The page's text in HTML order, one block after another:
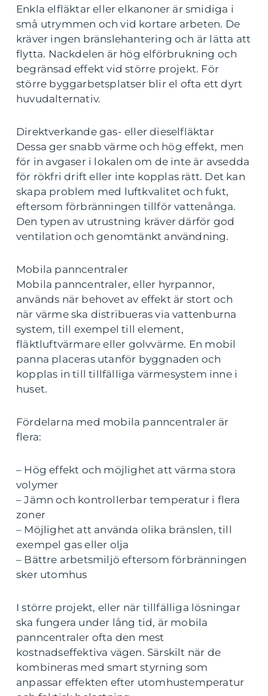
Enkla elfläktar eller elkanoner är smidiga i
små utrymmen och vid kortare arbeten. De
kräver ingen bränslehantering och är lätta att
flytta. Nackdelen är hög elförbrukning och
begränsad effekt vid större projekt. För
större byggarbetsplatser blir el ofta ett dyrt
huvudalternativ.
Direktverkande gas- eller dieselfläktar
Dessa ger snabb värme och hög effekt, men
för in avgaser i lokalen om de inte är avsedda
för rökfri drift eller inte kopplas rätt. Det kan
skapa problem med luftkvalitet och fukt,
eftersom förbränningen tillför vattenånga.
Den typen av utrustning kräver därför god
ventilation och genomtänkt användning.
Mobila panncentraler
Mobila panncentraler, eller hyrpannor,
används när behovet av effekt är stort och
när värme ska distribueras via vattenburna
system, till exempel till element,
fläktluftvärmare eller golvvärme. En mobil
panna placeras utanför byggnaden och
kopplas in till tillfälliga värmesystem inne i
huset.
Fördelarna med mobila panncentraler är
flera:
– Hög effekt och möjlighet att värma stora
volymer
– Jämn och kontrollerbar temperatur i flera
zoner
– Möjlighet att använda olika bränslen, till
exempel gas eller olja
– Bättre arbetsmiljö eftersom förbränningen
sker utomhus
I större projekt, eller när tillfälliga lösningar
ska fungera under lång tid, är mobila
panncentraler ofta den mest
kostnadseffektiva vägen. Särskilt när de
kombineras med smart styrning som
anpassar effekten efter utomhustemperatur